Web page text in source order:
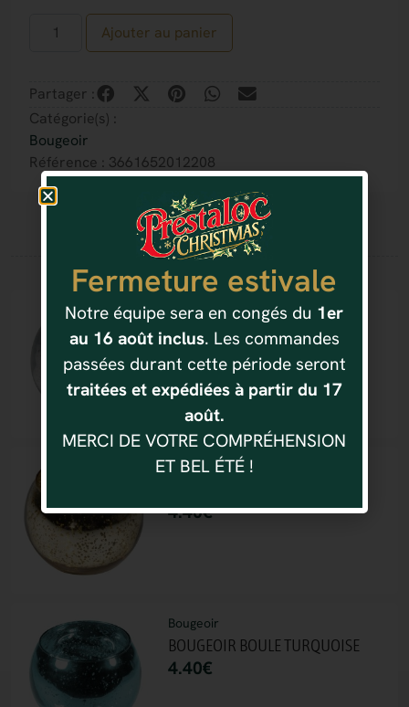
Ajouter au panier
Partager :
Catégorie(s) :
Bougeoir
Référence : 3661652012208
Vous aimerez aussi
Bougeoir
BOUGEOIR BOULE ARGENT
4.40€
Bougeoir
4.40€
Bougeoir
BOUGEOIR BOULE TURQUOISE
4.40€
Fermeture estivale
Notre équipe sera en congés du 1er
au 16 août inclus. Les commandes
passées durant cette période seront
traitées et expédiées à partir du 17
août.
MERCI DE VOTRE COMPRÉHENSION
ET BEL ÉTÉ !